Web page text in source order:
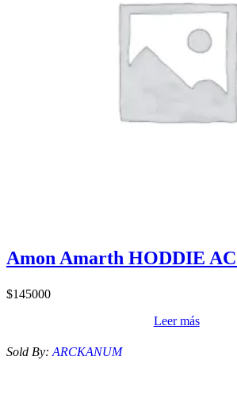
Amon Amarth HODDIE
$145000
Leer más
Sold By: ARCKANUM